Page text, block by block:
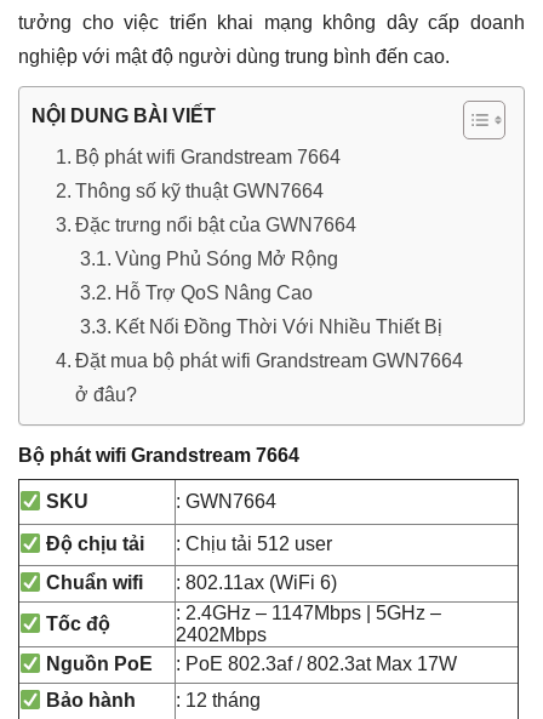
tưởng cho việc triển khai mạng không dây cấp doanh
nghiệp với mật độ người dùng trung bình đến cao.
NỘI DUNG BÀI VIẾT
Bộ phát wifi Grandstream 7664
Thông số kỹ thuật GWN7664
Đặc trưng nổi bật của GWN7664
Vùng Phủ Sóng Mở Rộng
Hỗ Trợ QoS Nâng Cao
Kết Nối Đồng Thời Với Nhiều Thiết Bị
Đặt mua bộ phát wifi Grandstream GWN7664
ở đâu?
Bộ phát wifi Grandstream 7664
SKU : GWN7664
Độ chịu tải
: Chịu tải 512 user
Chuẩn wifi
: 802.11ax (WiFi 6)
Tốc độ
: 2.4GHz – 1147Mbps | 5GHz –
2402Mbps
Nguồn PoE
: PoE 802.3af / 802.3at Max 17W
Bảo hành
: 12 tháng